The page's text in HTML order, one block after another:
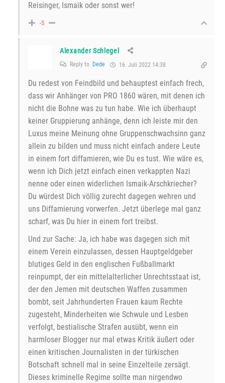
Reisinger, Ismaik oder sonst wer!
-5
Alexander Schlegel
Reply to Dede 16. Juli 2022 14:38
Du redest von Feindbild und behauptest einfach frech,
dass wir Anhänger von PRO 1860 wären, mit denen ich
nicht die Bohne was zu tun habe. Wie ich überhaupt
keiner Gruppierung anhänge, denn ich leiste mir den
Luxus meine Meinung ohne Gruppenschwachsinn ganz
allein zu bilden und muss nicht einfach andere Leute
in einem fort diffamieren, wie Du es tust. Wie wäre es,
wenn ich Dich jetzt einfach einen verkappten Nazi
nenne oder einen widerlichen Ismaik-Arschkriecher?
Du würdest Dich völlig zurecht dagegen wehren und
uns Diffamierung vorwerfen. Jetzt überlege mal ganz
scharf, was Du hier in einem fort treibst.
Und zur Sache: Ja, ich habe was dagegen sich mit
einem Verein einzulassen, dessen Hauptgeldgeber
blutiges Geld in den englischen Fußballmarkt
reinpumpt, der ein mittelalterlicher Unrechtsstaat ist,
der den Jemen mit deutschen Waffen zusammen
bombt, seit Jahrhunderten Frauen kaum Rechte
zugesteht, Minderheiten wie Schwule und Lesben
verfolgt, bestialische Strafen ausübt, wenn ein
harmloser Blogger nur mal etwas Kritik äußert oder
einen kritischen Journalisten in der türkischen
Botschaft schnell mal in seine Einzelteile zersägt.
Dieses kriminelle Regime sollte man nirgendwo